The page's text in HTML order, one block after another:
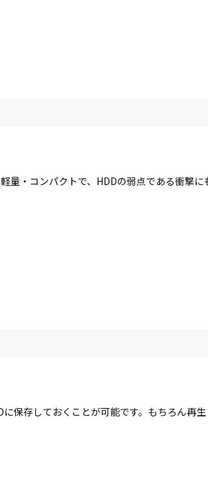
量・コンパクトで、HDDの弱点である衝撃に
保存しておくことが可能です。もちろん再生